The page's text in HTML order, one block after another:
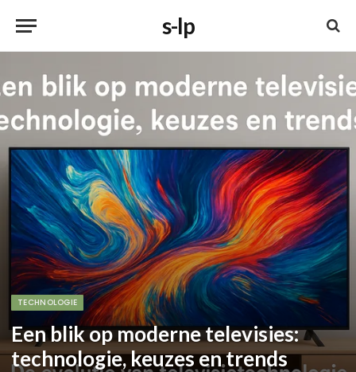
s-lp
TECHNOLOGIE
Een blik op moderne televisies:
technologie, keuzes en trends